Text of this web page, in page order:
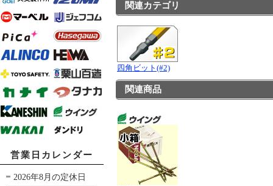
営業日カレンダー
2026年8月の定休日
関連カテゴリ
四角ビット(#2)
関連商品